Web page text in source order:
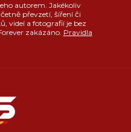
autorem. Jakékoliv
převzetí, šíření či
videí a fotografií je bez
zakázáno. Pravidla